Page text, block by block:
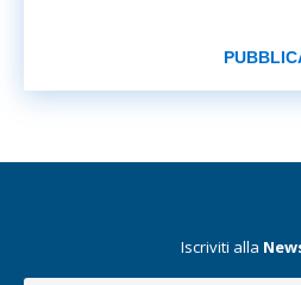
Iscriviti alla